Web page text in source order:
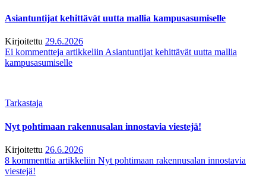
Asiantuntijat kehittävät uutta mallia kampusasumiselle
Kirjoitettu 29.6.2026
Ei kommentteja artikkeliin Asiantuntijat kehittävät uutta mallia
kampusasumiselle
Tarkastaja
Nyt pohtimaan rakennusalan innostavia viestejä!
Kirjoitettu 26.6.2026
8 kommenttia artikkeliin Nyt pohtimaan rakennusalan innostavia
viestejä!